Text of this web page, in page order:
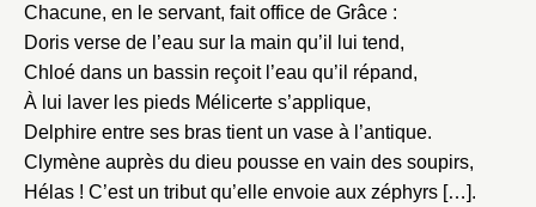
Chacune, en le servant, fait office de Grâce :
Doris verse de l’eau sur la main qu’il lui tend,
Chloé dans un bassin reçoit l’eau qu’il répand,
À lui laver les pieds Mélicerte s’applique,
Delphire entre ses bras tient un vase à l’antique.
Clymène auprès du dieu pousse en vain des soupirs,
Hélas ! C’est un tribut qu’elle envoie aux zéphyrs […].